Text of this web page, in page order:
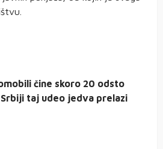
čine skoro 20 odsto
taj udeo jedva prelazi